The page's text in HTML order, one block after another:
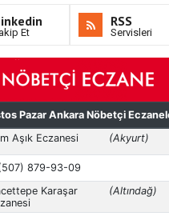
Et
RSS
Servisleri